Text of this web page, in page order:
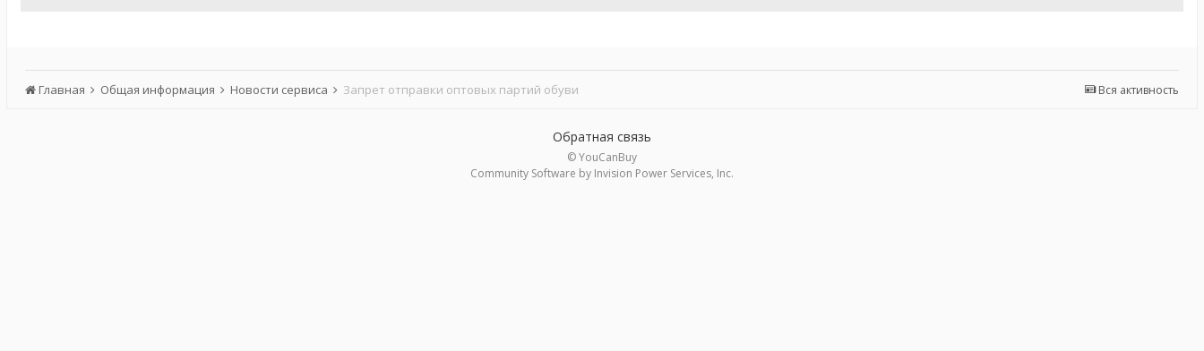
Вся активность
Главная Общая информация Новости сервиса Запрет отправки оптовых партий обуви
Обратная связь
© YouCanBuy
Community Software by Invision Power Services, Inc.